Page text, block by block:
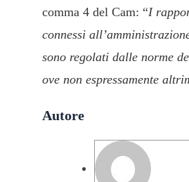
comma 4 del Cam: “I
connessi
sono regolati dalle norme
ove non espressamente
Autore